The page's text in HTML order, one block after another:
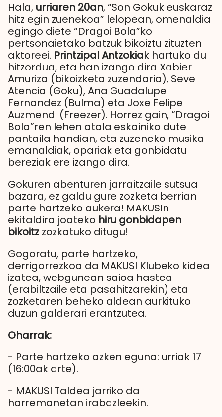
Hala, urriaren 20an, “Son Gokuk euskaraz
hitz egin zuenekoa” lelopean, omenaldia
egingo diete “Dragoi Bola”ko
pertsonaietako batzuk bikoiztu zituzten
aktoreei. Printzipal Antzokiak hartuko du
hitzordua, eta han izango dira Xabier
Amuriza (bikoizketa zuzendaria), Seve
Atencia (Goku), Ana Guadalupe
Fernandez (Bulma) eta Joxe Felipe
Auzmendi (Freezer). Horrez gain, “Dragoi
Bola”ren lehen atala eskainiko dute
pantaila handian, eta zuzeneko musika
emanaldiak, opariak eta gonbidatu
bereziak ere izango dira.
Gokuren abenturen jarraitzaile sutsua
bazara, ez galdu gure zozketa berrian
parte hartzeko aukera! MAKUSIn
ekitaldira joateko hiru gonbidapen
bikoitz zozkatuko ditugu!
Gogoratu, parte hartzeko,
derrigorrezkoa da MAKUSI Klubeko kidea
izatea, webgunean saioa hastea
(erabiltzaile eta pasahitzarekin) eta
zozketaren beheko aldean aurkituko
duzun galderari erantzutea.
Oharrak:
- Parte hartzeko azken eguna: urriak 17
(16:00ak arte).
- MAKUSI Taldea jarriko da
harremanetan irabazleekin.